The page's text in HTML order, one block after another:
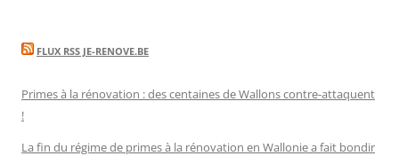
FLUX RSS JE-RENOVE.BE
Primes à la rénovation : des centaines de Wallons contre-attaquent
!
La fin du régime de primes à la rénovation en Wallonie a fait bondir